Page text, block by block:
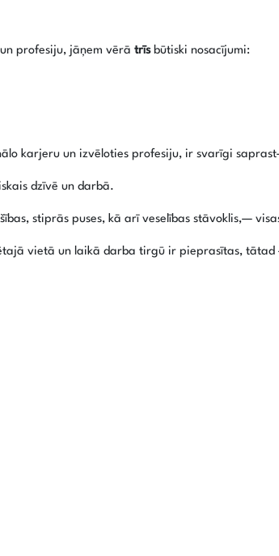
profesiju, jāņem vērā trīs būtiski nosacījumi:
karjeru un izvēloties profesiju, ir svarīgi
dzīvē un darbā.
stiprās puses, kā arī veselības stāvoklis,—
vietā un laikā darba tirgū ir pieprasītas,